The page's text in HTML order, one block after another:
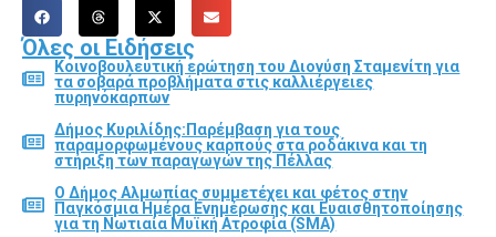
Όλες οι Ειδήσεις
Κοινοβουλευτική ερώτηση του Διονύση Σταμενίτη για
τα σοβαρά προβλήματα στις καλλιέργειες
πυρηνόκαρπων
Δήμος Κυριλίδης:Παρέμβαση για τους
παραμορφωμένους καρπούς στα ροδάκινα και τη
στήριξη των παραγωγών της Πέλλας
Ο Δήμος Αλμωπίας συμμετέχει και φέτος στην
Παγκόσμια Ημέρα Ενημέρωσης και Ευαισθητοποίησης
για τη Νωτιαία Μυϊκή Ατροφία (SMA)